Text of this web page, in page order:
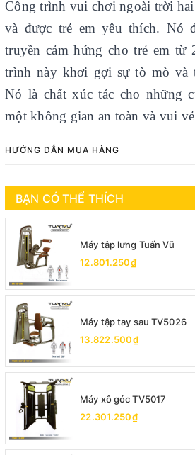
Công trình vui chơi ngoài trời hai
và được trẻ em yêu thích. Nó
truyền cảm hứng cho trẻ em từ
trình này khơi gợi sự tò mò và
Nó là chất xúc tác cho những
một không gian an toàn và vui
HƯỚNG DẪN MUA HÀNG
BẠN CÓ THỂ THÍCH
Máy tập lưng Tuấn Vũ
12.801.250₫
Máy tập tay sau TV5026
13.822.500₫
Máy xô góc TV5017
22.301.250₫